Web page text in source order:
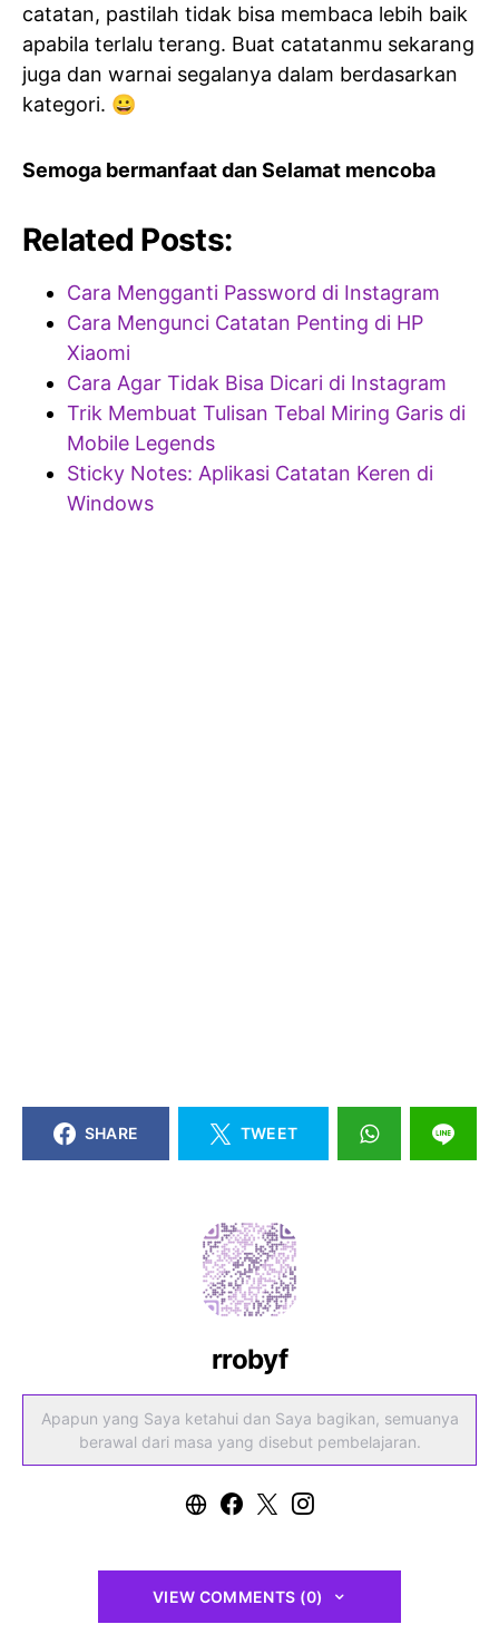
catatan, pastilah tidak bisa membaca lebih baik
apabila terlalu terang. Buat catatanmu sekarang
juga dan warnai segalanya dalam berdasarkan
kategori. 😀
Semoga bermanfaat dan Selamat mencoba
Related Posts:
Cara Mengganti Password di Instagram
Cara Mengunci Catatan Penting di HP
Xiaomi
Cara Agar Tidak Bisa Dicari di Instagram
Trik Membuat Tulisan Tebal Miring Garis di
Mobile Legends
Sticky Notes: Aplikasi Catatan Keren di
Windows
SHARE TWEET
rrobyf
Apapun yang Saya ketahui dan Saya bagikan, semuanya
berawal dari masa yang disebut pembelajaran.
VIEW COMMENTS (0)